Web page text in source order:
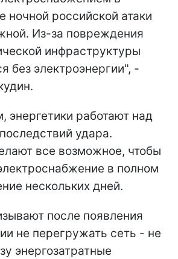
ночной российской атаки
Из-за повреждения
инфраструктуры
без электроэнергии", -
энергетики работают над
удара.
все возможное, чтобы
в полном
нескольких дней.
после появления
не перегружать сеть - не
энергозатратные